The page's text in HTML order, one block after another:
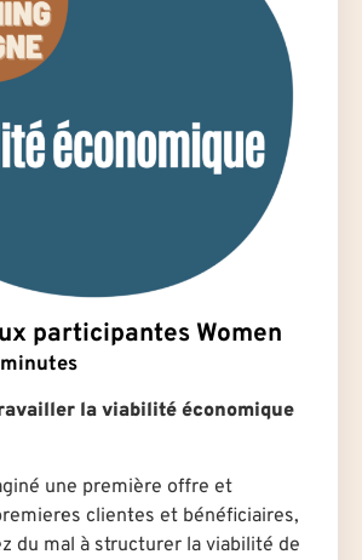
participantes Women
la viabilité économique
une première offre et
client·es et bénéficiaires,
du mal à structurer la viabilité de